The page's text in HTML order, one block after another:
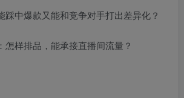
踩中爆款又能和竞争对手打出差异化？
怎样排品，能承接直播间流量？